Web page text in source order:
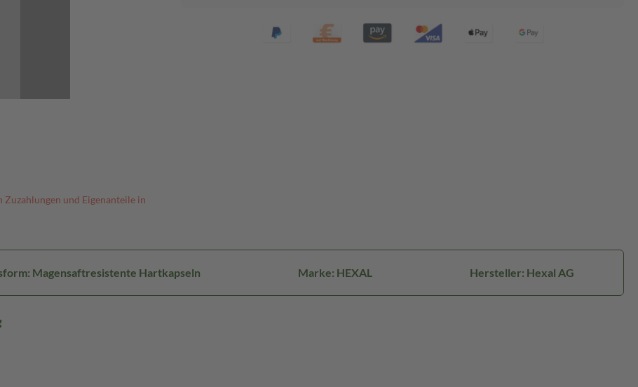
Zuzahlungen und Eigenanteile in
Magensaftresistente Hartkapseln Marke: HEXAL Hersteller: Hexal AG